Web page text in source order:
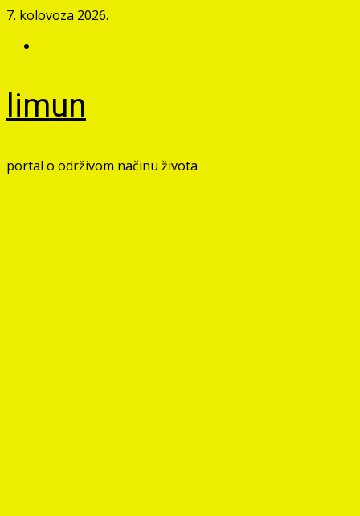
Skip
content
7. kolovoza 2026.
limun
portal o održivom načinu života